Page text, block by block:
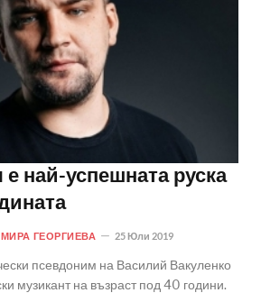
най-успешната руска
ГЕОРГИЕВА 25 Юли 2019
псевдоним на Василий Вакуленко
музикант на възраст под 40 години.